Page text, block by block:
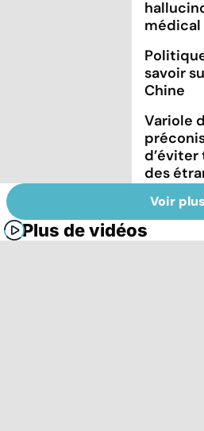
médical
savoir
Chine
Variole
des
Voir plus
Plus de vidéos